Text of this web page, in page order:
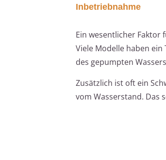
Inbetriebnahme
Ein wesentlicher Faktor
Viele Modelle haben
des gepumpten
Zusätzlich ist oft ein
vom Wasserstand. Das